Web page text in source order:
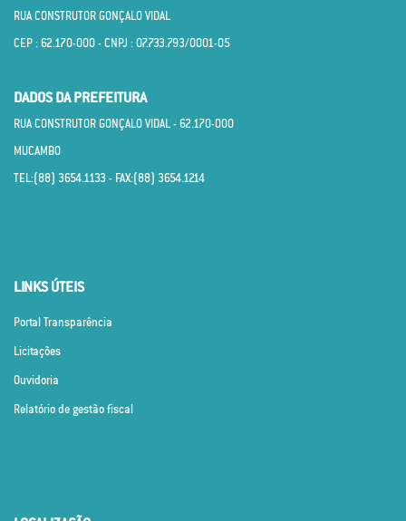
RUA CONSTRUTOR GONÇALO VIDAL
CEP : 62.170­-000 - CNPJ : 07.733.793/0001­-05
DADOS DA PREFEITURA
RUA CONSTRUTOR GONÇALO VIDAL - 62.170­-000
MUCAMBO
TEL:(88) 3654.1133 - FAX:(88) 3654.1214
LINKS ÚTEIS
Portal Transparência
Licitações
Ouvidoria
Relatório de gestão fiscal